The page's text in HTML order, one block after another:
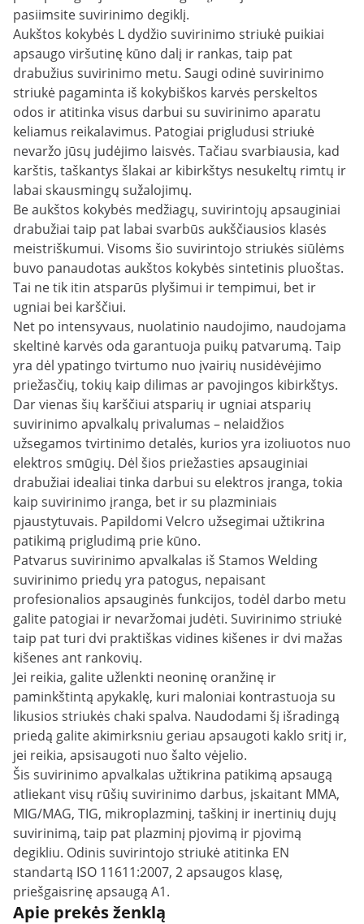
pasiimsite suvirinimo degiklį.
Aukštos kokybės L dydžio suvirinimo striukė puikiai
apsaugo viršutinę kūno dalį ir rankas, taip pat
drabužius suvirinimo metu. Saugi odinė suvirinimo
striukė pagaminta iš kokybiškos karvės perskeltos
odos ir atitinka visus darbui su suvirinimo aparatu
keliamus reikalavimus. Patogiai prigludusi striukė
nevaržo jūsų judėjimo laisvės. Tačiau svarbiausia, kad
karštis, taškantys šlakai ar kibirkštys nesukeltų rimtų ir
labai skausmingų sužalojimų.
Be aukštos kokybės medžiagų, suvirintojų apsauginiai
drabužiai taip pat labai svarbūs aukščiausios klasės
meistriškumui. Visoms šio suvirintojo striukės siūlėms
buvo panaudotas aukštos kokybės sintetinis pluoštas.
Tai ne tik itin atsparūs plyšimui ir tempimui, bet ir
ugniai bei karščiui.
Net po intensyvaus, nuolatinio naudojimo, naudojama
skeltinė karvės oda garantuoja puikų patvarumą. Taip
yra dėl ypatingo tvirtumo nuo įvairių nusidėvėjimo
priežasčių, tokių kaip dilimas ar pavojingos kibirkštys.
Dar vienas šių karščiui atsparių ir ugniai atsparių
suvirinimo apvalkalų privalumas – nelaidžios
užsegamos tvirtinimo detalės, kurios yra izoliuotos nuo
elektros smūgių. Dėl šios priežasties apsauginiai
drabužiai idealiai tinka darbui su elektros įranga, tokia
kaip suvirinimo įranga, bet ir su plazminiais
pjaustytuvais. Papildomi Velcro užsegimai užtikrina
patikimą prigludimą prie kūno.
Patvarus suvirinimo apvalkalas iš Stamos Welding
suvirinimo priedų yra patogus, nepaisant
profesionalios apsauginės funkcijos, todėl darbo metu
galite patogiai ir nevaržomai judėti. Suvirinimo striukė
taip pat turi dvi praktiškas vidines kišenes ir dvi mažas
kišenes ant rankovių.
Jei reikia, galite užlenkti neoninę oranžinę ir
paminkštintą apykaklę, kuri maloniai kontrastuoja su
likusios striukės chaki spalva. Naudodami šį išradingą
priedą galite akimirksniu geriau apsaugoti kaklo sritį ir,
jei reikia, apsisaugoti nuo šalto vėjelio.
Šis suvirinimo apvalkalas užtikrina patikimą apsaugą
atliekant visų rūšių suvirinimo darbus, įskaitant MMA,
MIG/MAG, TIG, mikroplazminį, taškinį ir inertinių dujų
suvirinimą, taip pat plazminį pjovimą ir pjovimą
degikliu. Odinis suvirintojo striukė atitinka EN
standartą ISO 11611:2007, 2 apsaugos klasę,
priešgaisrinę apsaugą A1.
Apie prekės ženklą